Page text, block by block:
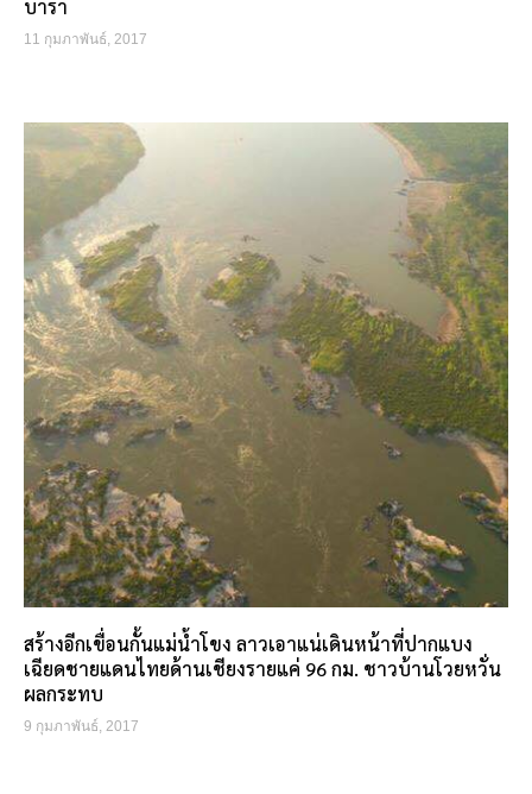
บารา
11 กุมภาพันธ์, 2017
สร้างอีกเขื่อนกั้นแม่น้ำโขง ลาวเอาแน่เดินหน้าที่ปากแบง
เฉียดชายแดนไทยด้านเชียงรายแค่ 96 กม. ชาวบ้านโวยหวั่น
ผลกระทบ
9 กุมภาพันธ์, 2017